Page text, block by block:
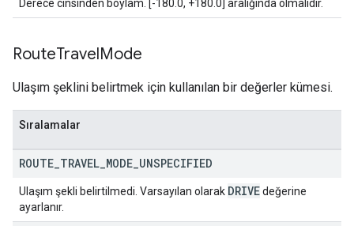
Derece cinsinden boylam. [-180.0, +180.0] aralığında olmalıdır.
RouteTravelMode
Ulaşım şeklini belirtmek için kullanılan bir değerler kümesi.
Sıralamalar
ROUTE TRAVEL MODE UNSPECIFIED
Ulaşım şekli belirtilmedi. Varsayılan olarak DRIVEdeğerine
ayarlanır.